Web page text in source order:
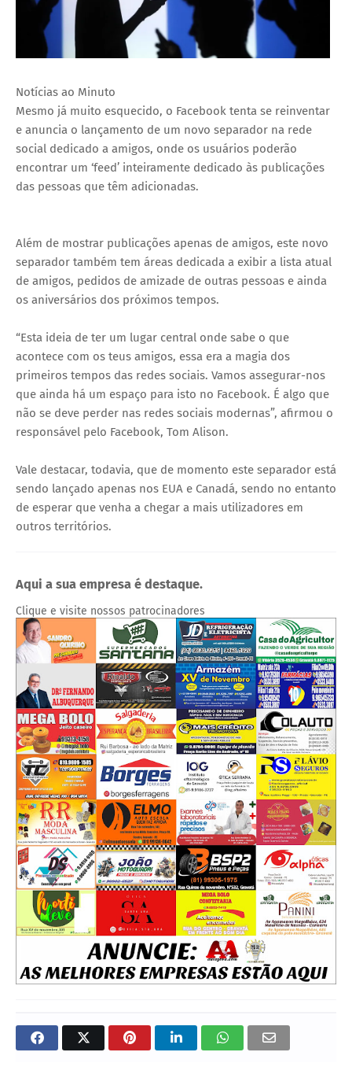
Notícias ao Minuto
Mesmo já muito esquecido, o Facebook tenta se reinventar
e anuncia o lançamento de um novo separador na rede
social dedicado a amigos, onde os usuários poderão
encontrar um ‘feed’ inteiramente dedicado às publicações
das pessoas que têm adicionadas.
Além de mostrar publicações apenas de amigos, este novo
separador também tem áreas dedicada a exibir a lista atual
de amigos, pedidos de amizade de outras pessoas e ainda
os aniversários dos próximos tempos.
“Esta ideia de ter um lugar central onde sabe o que
acontece com os teus amigos, essa era a magia dos
primeiros tempos das redes sociais. Vamos assegurar-nos
que ainda há um espaço para isto no Facebook. É algo que
não se deve perder nas redes sociais modernas”, afirmou o
responsável pelo Facebook, Tom Alison.
Vale destacar, todavia, que de momento este separador está
sendo lançado apenas nos EUA e Canadá, sendo no entanto
de esperar que venha a chegar a mais utilizadores em
outros territórios.
Aqui a sua empresa é destaque.
Clique e visite nossos patrocinadores